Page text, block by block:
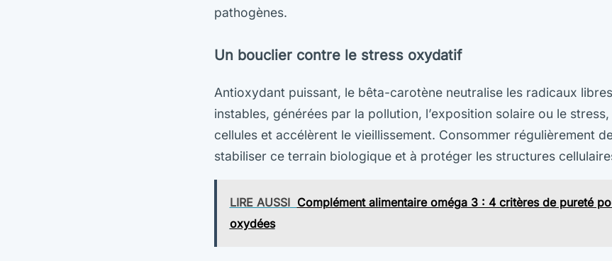
pathogènes.
Un bouclier contre le stress oxydatif
Antioxydant puissant, le bêta-carotène neutralise les radicaux
instables, générées par la pollution, l’exposition solaire ou le
cellules et accélèrent le vieillissement. Consommer régulièrement
stabiliser ce terrain biologique et à protéger les structures
LIRE AUSSI Complément alimentaire oméga 3 : 4 critères de pureté
oxydées